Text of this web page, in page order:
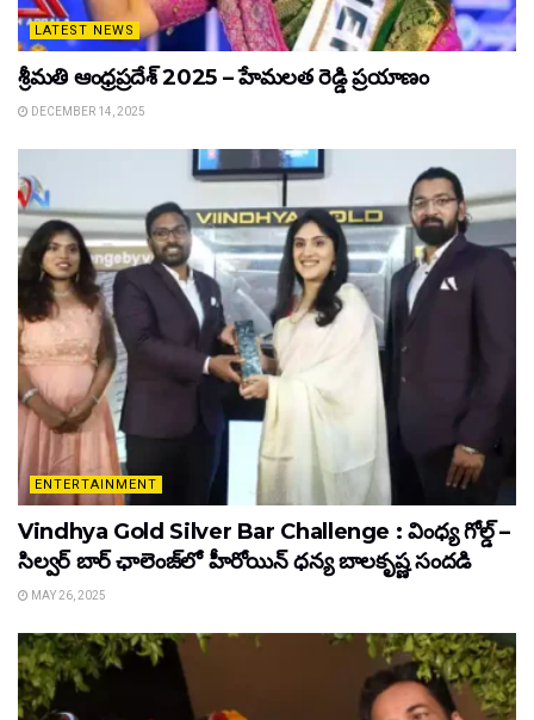
LATEST NEWS
శ్రీమతి ఆంధ్రప్రదేశ్ 2025 – హేమలత రెడ్డి ప్రయాణం
DECEMBER 14, 2025
ENTERTAINMENT
Vindhya Gold Silver Bar Challenge : వింధ్య గోల్డ్ –
సిల్వర్ బార్ ఛాలెంజ్‌లో హీరోయిన్ ధ‌న్య బాల‌కృష్ణ‌ సందడి
MAY 26, 2025